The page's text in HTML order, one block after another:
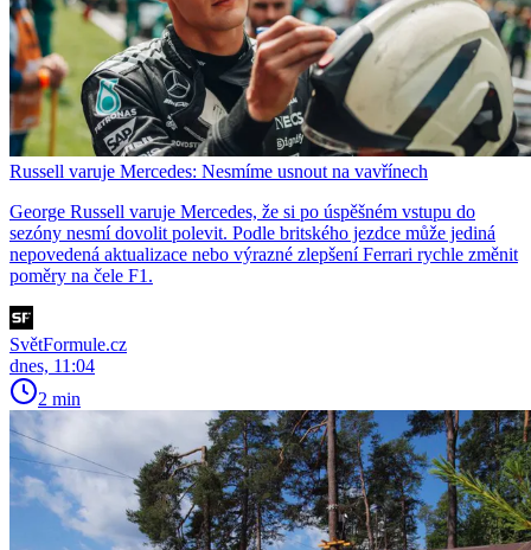
Russell varuje Mercedes: Nesmíme usnout na vavřínech
George Russell varuje Mercedes, že si po úspěšném vstupu do
sezóny nesmí dovolit polevit. Podle britského jezdce může jediná
nepovedená aktualizace nebo výrazné zlepšení Ferrari rychle změnit
poměry na čele F1.
SvětFormule.cz
dnes, 11:04
2 min